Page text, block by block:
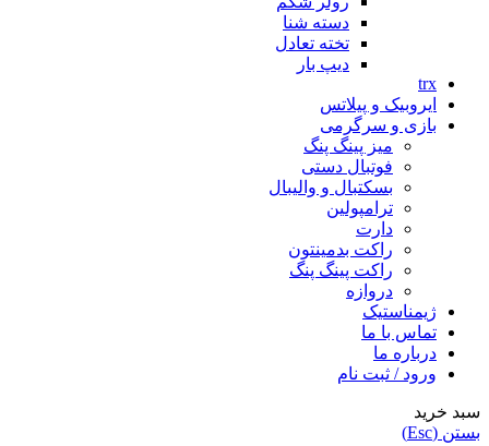
دسته شنا
تخته تعادل
دیپ بار
trx
ایروبیک و پیلاتس
بازی و سرگرمی
میز پینگ پنگ
فوتبال دستی
بسکتبال و والیبال
ترامپولین
دارت
راکت بدمینتون
راکت پینگ پنگ
دروازه
ژیمناستیک
تماس با ما
درباره ما
ورود / ثبت نام
سبد خرید
بستن (Esc)